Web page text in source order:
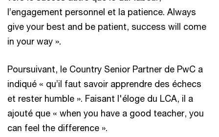
l’engagement personnel et la patience. Always
give your best and be patient, success will come
in your way ».
Poursuivant, le Country Senior Partner de PwC a
indiqué « qu’il faut savoir apprendre des échecs
et rester humble ». Faisant l'éloge du LCA, il a
ajouté que « when you have a good teacher, you
can feel the difference ».